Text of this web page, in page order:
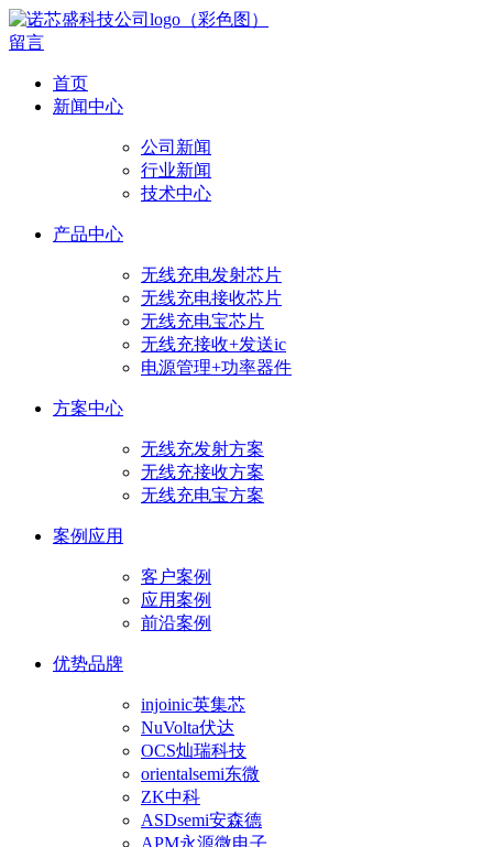
留言
首页
新闻中心
公司新闻
行业新闻
技术中心
产品中心
无线充电发射芯片
无线充电接收芯片
无线充电宝芯片
无线充接收+发送ic
电源管理+功率器件
方案中心
无线充发射方案
无线充接收方案
无线充电宝方案
案例应用
客户案例
应用案例
前沿案例
优势品牌
injoinic英集芯
NuVolta伏达
OCS灿瑞科技
orientalsemi东微
ZK中科
ASDsemi安森德
APM永源微电子